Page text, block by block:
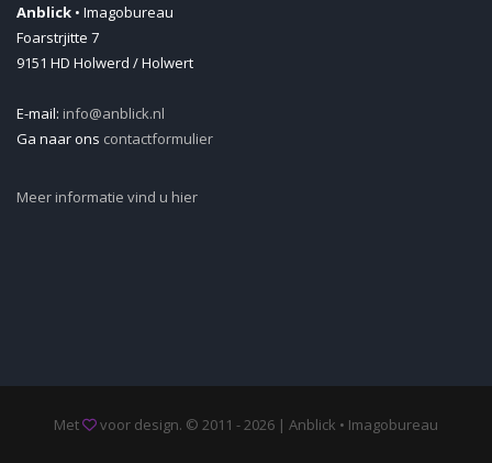
Anblick • Imagobureau
Foarstrjitte 7
9151 HD Holwerd / Holwert
E-mail: info@anblick.nl
Ga naar ons contactformulier
Meer informatie vind u hier
Met voor design. © 2011 - 2026 | Anblick • Imagobureau